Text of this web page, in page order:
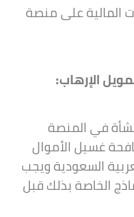
المالية على منصة
الإرهاب:
في المنصة
غسيل الأموال
السعودية ويجب
الخاصة بذلك قبل